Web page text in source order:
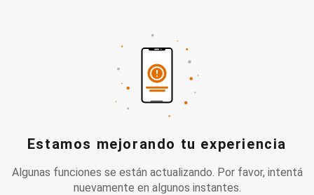
Estamos mejorando tu experiencia
Algunas funciones se están actualizando. Por favor, intentá
nuevamente en algunos instantes.